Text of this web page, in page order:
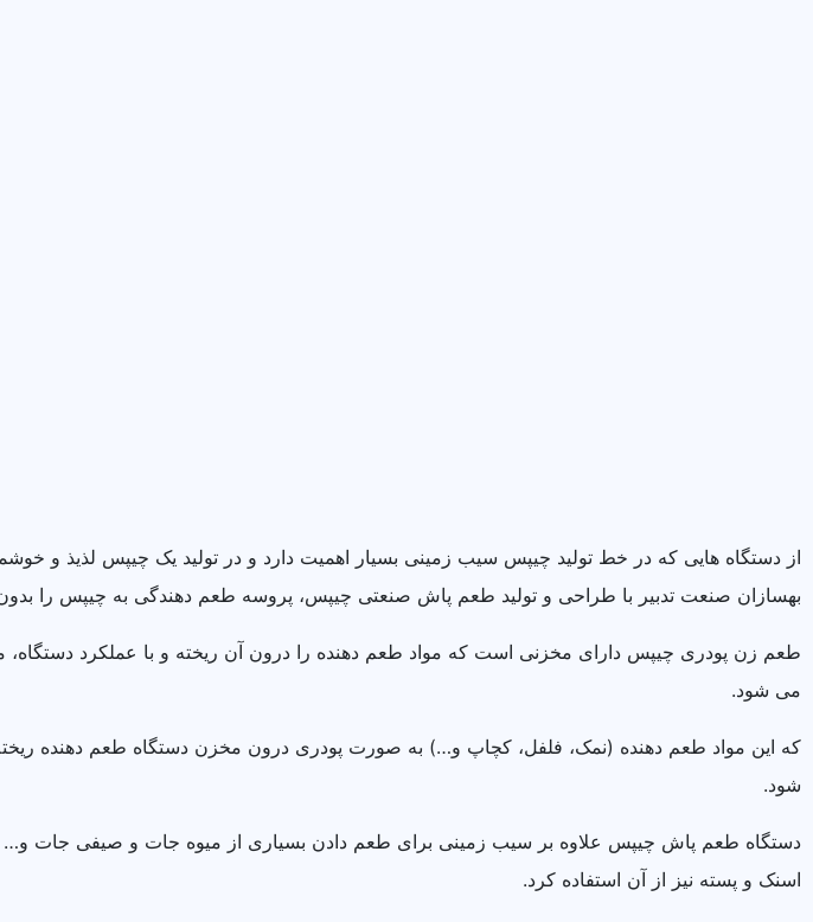
از دستگاه هایی که در خط تولید چیپس سیب زمینی بسیار اهمیت دارد و در تولید یک چیپس لذیذ
بهسازان صنعت تدبیر با طراحی و تولید طعم پاش صنعتی چیپس، پروسه طعم دهندگی به چیپس را بدون
طعم زن پودری چیپس دارای مخزنی است که مواد طعم دهنده را درون آن ریخته و با عملکرد
می شود.
که این مواد طعم دهنده (نمک، فلفل، کچاپ و…) به صورت پودری درون مخزن دستگاه طعم دهنده
شود.
دستگاه طعم پاش چیپس علاوه بر سیب زمینی برای طعم دادن بسیاری از میوه جات و صیفی جات و…
اسنک و پسته نیز از آن استفاده کرد.